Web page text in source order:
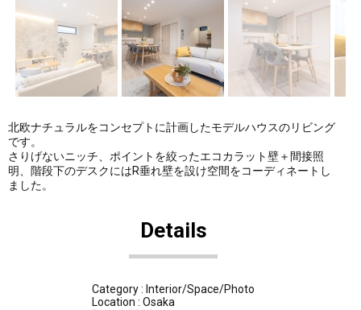
北欧ナチュラルをコンセプトに計画したモデルハウスのリビング
です。
さりげないニッチ、ポイントを絞ったエコカラット壁＋間接照
明、階段下のデスクにはR垂れ壁を設け空間をコーディネートし
ました。
Details
Category : Interior/Space/Photo
Location : Osaka